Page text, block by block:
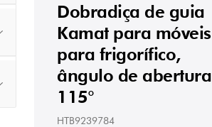
Dobradiça de guia
Kamat para móveis
para frigorífico,
ângulo de abertura
115°
HTB9239784